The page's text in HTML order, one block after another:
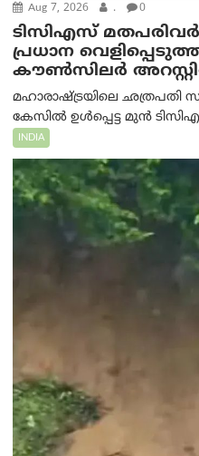
Aug 7, 2026 . 0
ടിസിഎസ്
പ്രധാന
കൗൺസിലർ
മഹാരാഷ്ട്രയിലെ ഛത്രപതി
കേസിൽ ഉൾപ്പെട്ട മുൻ
INDIA